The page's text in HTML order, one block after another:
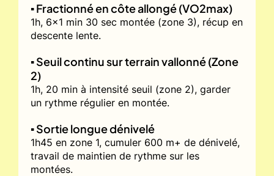
▪️ Fractionné en côte allongé (VO2max)
1h, 6x1 min 30 sec montée (zone 3), récup en
descente lente.
▪️ Seuil continu sur terrain vallonné (Zone
2)
1h, 20 min à intensité seuil (zone 2), garder
un rythme régulier en montée.
▪️ Sortie longue dénivelé
1h45 en zone 1, cumuler 600 m+ de dénivelé,
travail de maintien de rythme sur les
montées.